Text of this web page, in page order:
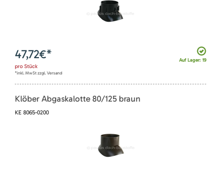
Auf Lager: 19
47,72€*
pro Stück
*inkl. MwSt zzgl. Versand
Klöber Abgaskalotte 80/125 braun
KE 8065-0200